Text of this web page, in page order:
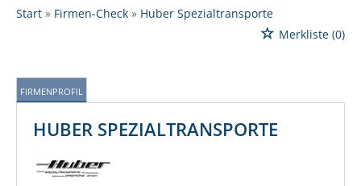
Start Firmen-Check
Huber Spezialtransporte
Merkliste (0)
FIRMENPROFIL
HUBER SPEZIALTRANSPORTE